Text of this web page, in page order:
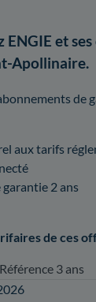
ENGIE et
Apollinaire.
de
aux tarifs
garantie 2 ans
de ces
3 ans